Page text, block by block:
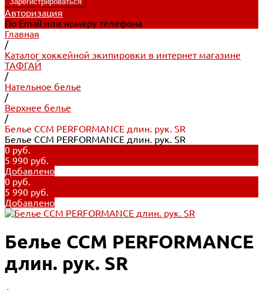
Авторизация
По Email или номеру телефона
Главная
/
Каталог хоккейной экипировки в интернет магазине
ТАФГАЙ
/
Нательное белье
/
Верхнее белье
/
Белье CCM PERFORMANCE длин. рук. SR
Белье CCM PERFORMANCE длин. рук. SR
0 руб.
5 990 руб.
Добавлено
0 руб.
5 990 руб.
Добавлено
Белье CCM PERFORMANCE
длин. рук. SR